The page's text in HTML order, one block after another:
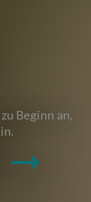
Beginn an,